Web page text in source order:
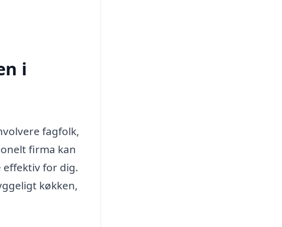
i
fagfolk,
firma kan
for dig.
køkken,